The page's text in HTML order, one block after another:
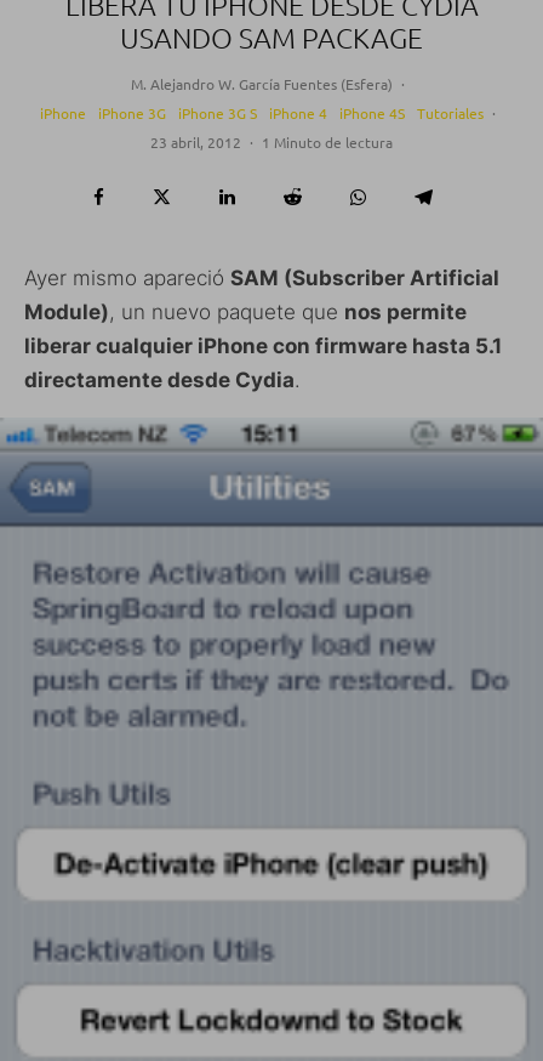
USANDO SAM PACKAGE
M. Alejandro W. García Fuentes (Esfera) ·
iPhone
iPhone 3G iPhone 3G S iPhone 4 iPhone 4S Tutoriales ·
23 abril, 2012 · 1 Minuto de lectura
Ayer mismo apareció SAM (Subscriber Artificial
Module), un nuevo paquete que nos permite
liberar cualquier iPhone con firmware hasta 5.1
directamente desde Cydia.